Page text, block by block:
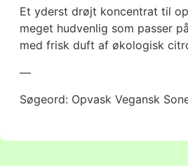
Et yderst drøjt koncentrat til
meget hudvenlig som passer
med frisk duft af økologisk
—
Søgeord: Opvask Vegansk